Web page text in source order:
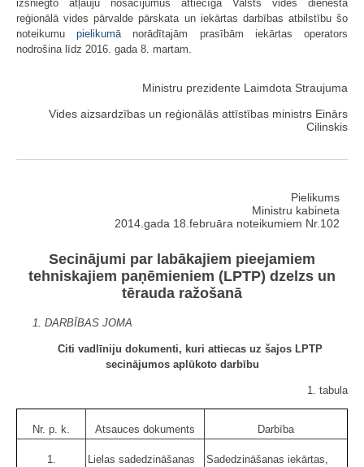
izsniegto atļauju nosacījumus attiecīgā Valsts vides dienesta
reģionālā vides pārvalde pārskata un iekārtas darbības atbilstību šo
noteikumupielikumā norādītajām prasībām iekārtas operators
nodrošina līdz 2016. gada 8. martam.
Ministru prezidente Laimdota Straujuma
Vides aizsardzības un reģionālās attīstības ministrs Einārs
Cilinskis
Pielikums
Ministru kabineta
2014.gada 18.februāra noteikumiem Nr.102
Secinājumi par labākajiem pieejamiem
tehniskajiem paņēmieniem (LPTP) dzelzs un
tērauda ražošanā
1. DARBĪBAS JOMA
Citi vadlīniju dokumenti, kuri attiecas uz šajos LPTP
secinājumos aplūkoto darbību
1. tabula
Nr. p. k. Atsauces dokuments Darbība
1.
Lielas sadedzināšanas
Sadedzināšanas iekārtas,